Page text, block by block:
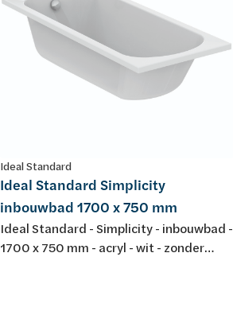
Ideal Standard
Ideal Standard Simplicity
inbouwbad 1700 x 750 mm
Ideal Standard - Simplicity - inbouwbad -
1700 x 750 mm - acryl - wit - zonder